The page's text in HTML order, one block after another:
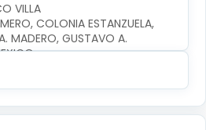
VILLA
COLONIA ESTANZUELA,
MADERO, GUSTAVO A.